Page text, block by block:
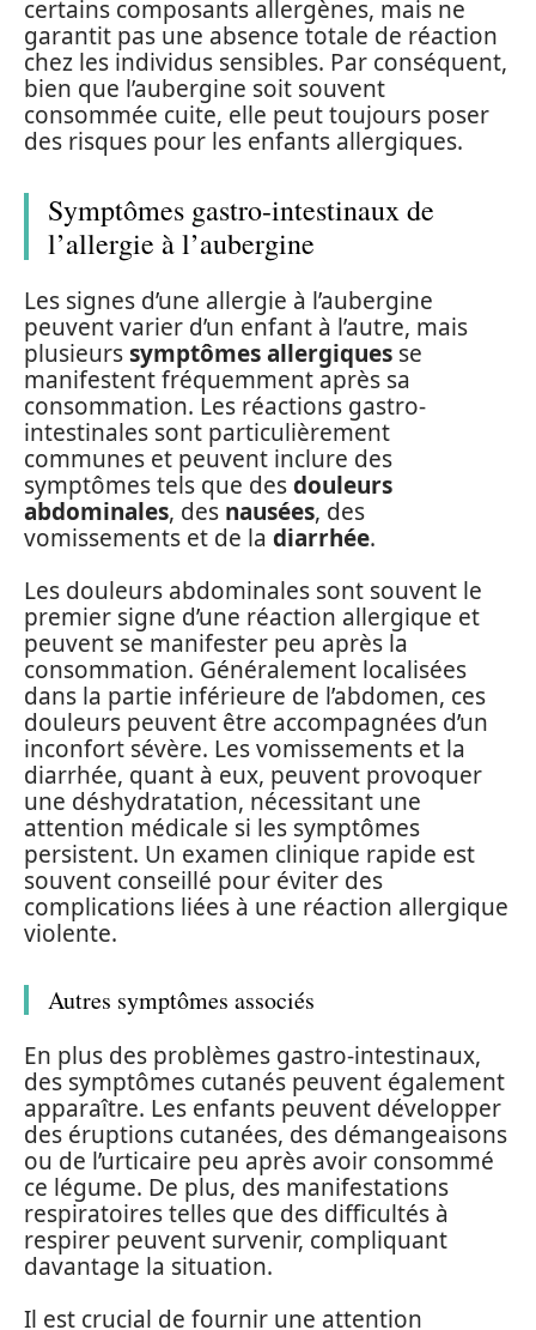
certains composants allergènes, mais ne
garantit pas une absence totale de réaction
chez les individus sensibles. Par conséquent,
bien que l’aubergine soit souvent
consommée cuite, elle peut toujours poser
des risques pour les enfants allergiques.
Symptômes gastro-intestinaux de
l’allergie à l’aubergine
Les signes d’une allergie à l’aubergine
peuvent varier d’un enfant à l’autre, mais
plusieurssymptômes allergiques se
manifestent fréquemment après sa
consommation. Les réactions gastro-
intestinales sont particulièrement
communes et peuvent inclure des
symptômes tels que desdouleurs
abdominales, des nausées, des
vomissements et de la diarrhée.
Les douleurs abdominales sont souvent le
premier signe d’une réaction allergique et
peuvent se manifester peu après la
consommation. Généralement localisées
dans la partie inférieure de l’abdomen, ces
douleurs peuvent être accompagnées d’un
inconfort sévère. Les vomissements et la
diarrhée, quant à eux, peuvent provoquer
une déshydratation, nécessitant une
attention médicale si les symptômes
persistent. Un examen clinique rapide est
souvent conseillé pour éviter des
complications liées à une réaction allergique
violente.
Autres symptômes associés
En plus des problèmes gastro-intestinaux,
des symptômes cutanés peuvent également
apparaître. Les enfants peuvent développer
des éruptions cutanées, des démangeaisons
ou de l’urticaire peu après avoir consommé
ce légume. De plus, des manifestations
respiratoires telles que des difficultés à
respirer peuvent survenir, compliquant
davantage la situation.
Il est crucial de fournir une attention